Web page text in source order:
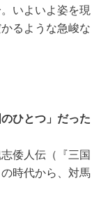
いよいよ姿を現
るような急峻な
ひとつ」だった
倭人伝（『三国
時代から、対馬